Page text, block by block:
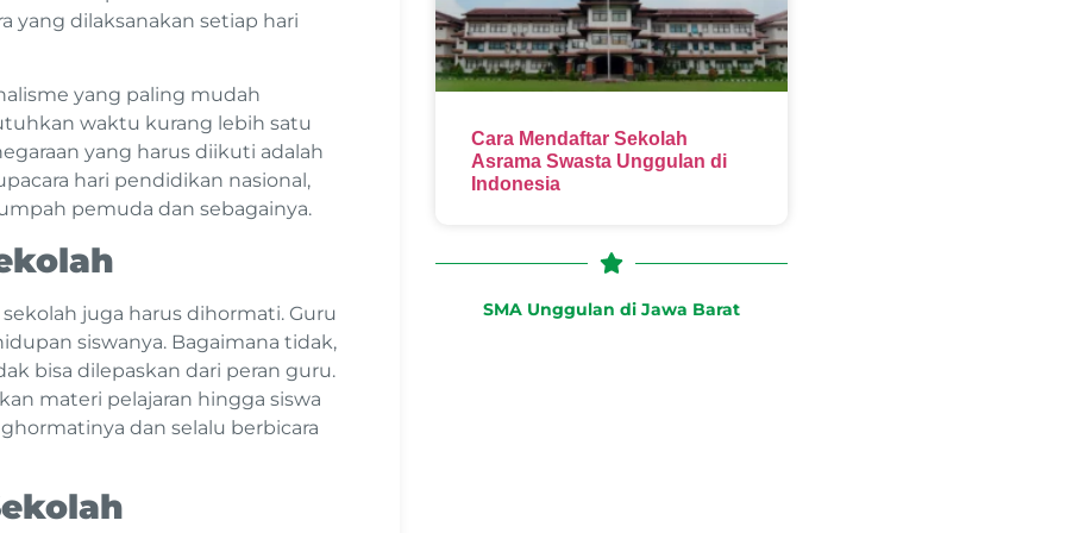
yang dilaksanakan setiap hari
yang paling mudah
waktu kurang lebih satu
yang harus diikuti adalah
hari pendidikan nasional,
pemuda dan sebagainya.
juga harus dihormati. Guru
siswanya. Bagaimana tidak,
bisa dilepaskan dari peran guru.
materi pelajaran hingga siswa
dan selalu berbicara
Cara Mendaftar Sekolah
Asrama Swasta Unggulan di
Indonesia
SMA Unggulan di Jawa Barat